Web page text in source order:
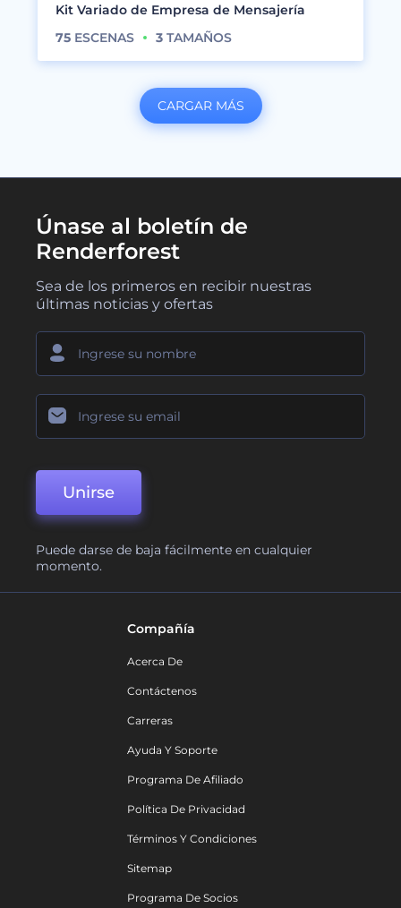
Kit Variado de Empresa de Mensajería
75 ESCENAS 3 TAMAÑOS
CARGAR MÁS
Únase al boletín de
Renderforest
Sea de los primeros en recibir nuestras
últimas noticias y ofertas
Unirse
Puede darse de baja fácilmente en cualquier
momento.
Compañía
Acerca De
Contáctenos
Carreras
Ayuda Y Soporte
Programa De Afiliado
Política De Privacidad
Términos Y Condiciones
Sitemap
Programa De Socios